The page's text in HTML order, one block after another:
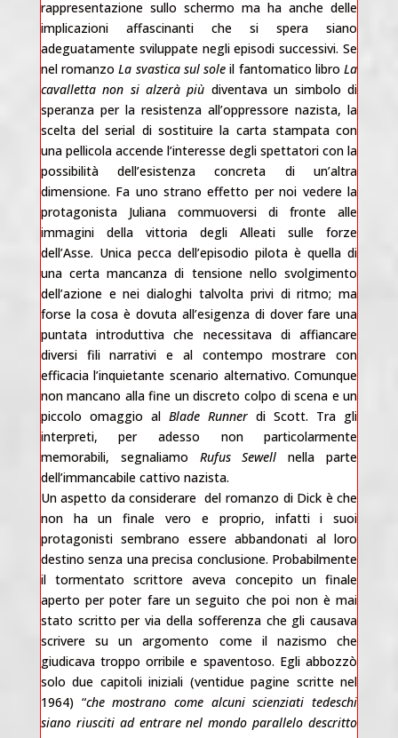
rappresentazione sullo schermo ma ha anche delle
implicazioni affascinanti che si spera siano
adeguatamente sviluppate negli episodi successivi. Se
nel romanzoLa svastica sul sole il fantomatico libroLa
cavalletta non si alzerà più diventava un simbolo di
speranza per la resistenza all’oppressore nazista, la
scelta del serial di sostituire la carta stampata con
una pellicola accende l’interesse degli spettatori con la
possibilità dell’esistenza concreta di un’altra
dimensione. Fa uno strano effetto per noi vedere la
protagonista Juliana commuoversi di fronte alle
immagini della vittoria degli Alleati sulle forze
dell’Asse. Unica pecca dell’episodio pilota è quella di
una certa mancanza di tensione nello svolgimento
dell’azione e nei dialoghi talvolta privi di ritmo; ma
forse la cosa è dovuta all’esigenza di dover fare una
puntata introduttiva che necessitava di affiancare
diversi fili narrativi e al contempo mostrare con
efficacia l’inquietante scenario alternativo. Comunque
non mancano alla fine un discreto colpo di scena e un
piccolo omaggio al Blade Runner di Scott. Tra gli
interpreti, per adesso non particolarmente
memorabili, segnaliamo Rufus Sewell nella parte
dell’immancabile cattivo nazista.
Un aspetto da considerare del romanzo di Dick è che
non ha un finale vero e proprio, infatti i suoi
protagonisti sembrano essere abbandonati al loro
destino senza una precisa conclusione. Probabilmente
il tormentato scrittore aveva concepito un finale
aperto per poter fare un seguito che poi non è mai
stato scritto per via della sofferenza che gli causava
scrivere su un argomento come il nazismo che
giudicava troppo orribile e spaventoso. Egli abbozzò
solo due capitoli iniziali (ventidue pagine scritte nel
1964) “che mostrano come alcuni scienziati tedeschi
siano riusciti ad entrare nel mondo parallelo descritto